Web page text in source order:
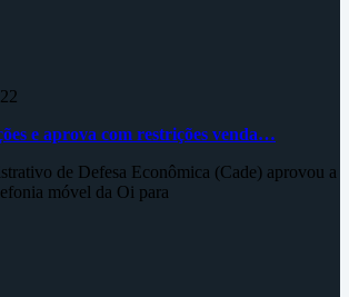
e aprova com restrições venda…
de Defesa Econômica (Cade) aprovou a
móvel da Oi para